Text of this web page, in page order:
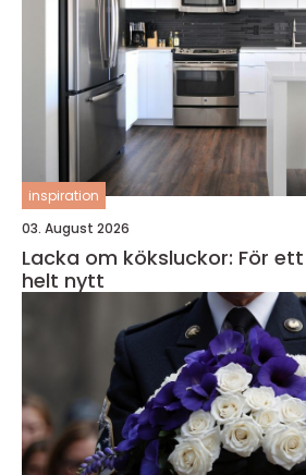
inspiration
03. August 2026
Lacka om köksluckor: För
helt nytt